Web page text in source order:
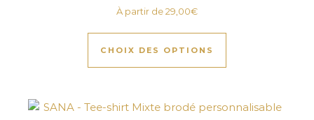
À partir de29,00€
CHOIX DES OPTIONS
Ce produit a